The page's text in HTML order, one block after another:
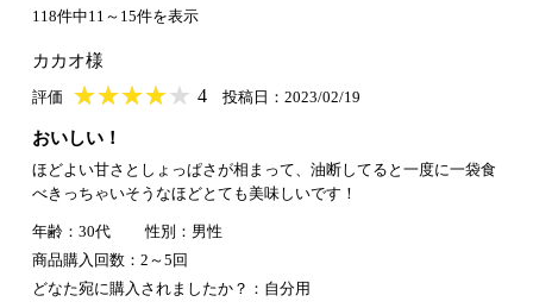
118件中11～15件を表示
カカオ様
評価 ★★★★★
★★★★★ 4 投稿日：2023/02/19
おいしい！
ほどよい甘さとしょっぱさが相まって、油断してると一度に一袋食
べきっちゃいそうなほどとても美味しいです！
年齢：30代
性別：男性
商品購入回数：2～5回
どなた宛に購入されましたか？：自分用